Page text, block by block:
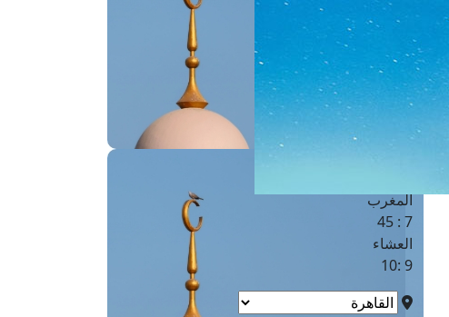
الفجر
الشروق
6 :17
1 : 1
المغرب
7 : 45
العشاء
9 :10